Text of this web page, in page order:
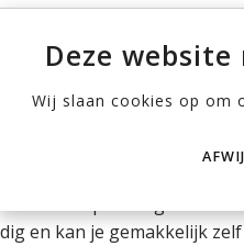
Mocht er een
door een nieuw
als bouwpakket geleverd
en kan je gemakkelijk zelf
Deze
Wij slaan cookies op om